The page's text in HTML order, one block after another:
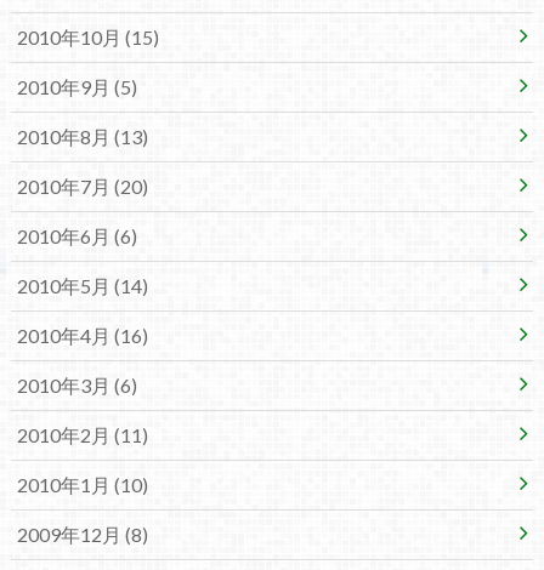
2010年10月 (15)
2010年9月 (5)
2010年8月 (13)
2010年7月 (20)
2010年6月 (6)
2010年5月 (14)
2010年4月 (16)
2010年3月 (6)
2010年2月 (11)
2010年1月 (10)
2009年12月 (8)